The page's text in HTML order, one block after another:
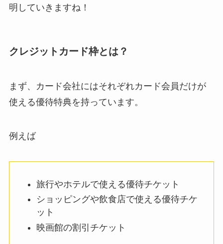
明していきますね！
クレジットカード枠とは？
まず、カード会社にはそれぞれカード会員だけが
使える優待特典を持っています。
例えば
旅行やホテルで使える優待チケット
ショッピングや飲食店で使える優待チケ
ット
映画館の割引チケット